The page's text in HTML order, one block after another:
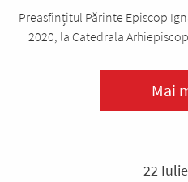
Preasfințitul Părinte Episcop
2020, la Catedrala
Mai
22